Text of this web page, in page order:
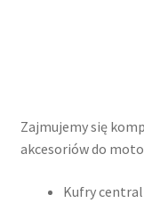
Zajmujemy się
akcesoriów do
Kufry